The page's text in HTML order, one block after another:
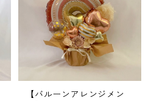
【バルーンアレンジメン